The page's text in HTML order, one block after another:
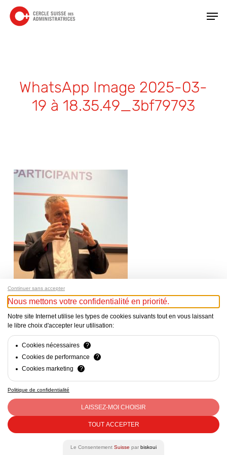
main
WhatsApp Image 2025-03-
19 à 18.35.49_3bf79793
Mentions Légales - Responsable du site web : Cercle Suisse
des Administratrices c/o CVCI, Avenue d’Ouchy 47, Lausanne
- CHE-290.363.452 - contact@csda.ch
Continuer sans accepter
Nous mettons votre confidentialité en priorité.
Notre site Internet utilise les types de cookies suivants tout en vous laissant
le libre choix d'accepter leur utilisation:
Cookies nécessaires
?
Cookies de performance
?
Cookies marketing
?
Politique de confidentialité
LAISSEZ-MOI CHOISIR
TOUT ACCEPTER
Le Consentement Suisse par biskoui